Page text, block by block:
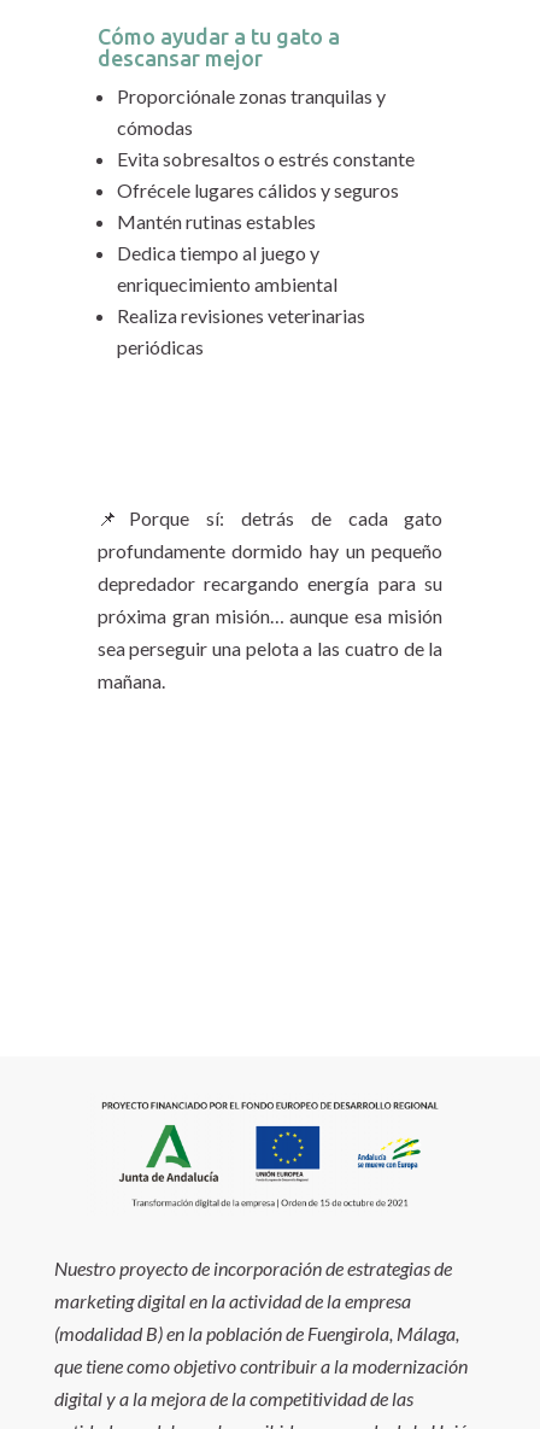
Cómo ayudar a tu gato a
descansar mejor
Proporciónale zonas tranquilas y
cómodas
Evita sobresaltos o estrés constante
Ofrécele lugares cálidos y seguros
Mantén rutinas estables
Dedica tiempo al juego y
enriquecimiento ambiental
Realiza revisiones veterinarias
periódicas
📌Porque sí: detrás de cada gato
profundamente dormido hay un pequeño
depredador recargando energía para su
próxima gran misión… aunque esa misión
sea perseguir una pelota a las cuatro de la
mañana.
Nuestro proyecto de incorporación de estrategias de
marketing digital en la actividad de la empresa
(modalidad B) en la población de Fuengirola, Málaga,
que tiene como objetivo contribuir a la modernización
digital y a la mejora de la competitividad de las